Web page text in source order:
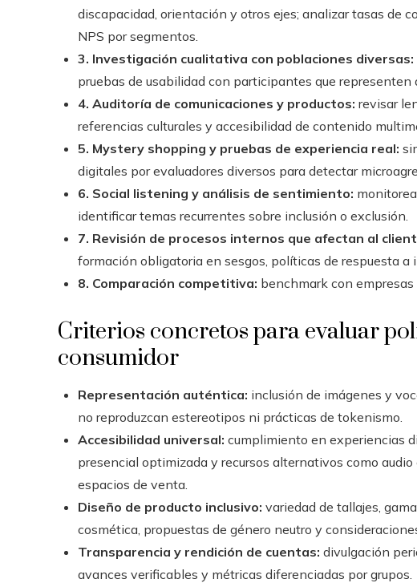
discapacidad, orientación y otros ejes; analizar tasas de
NPS por segmentos.
3. Investigación cualitativa con poblaciones diversas:
pruebas de usabilidad con participantes que
4. Auditoría de comunicaciones y productos: revisar
referencias culturales y accesibilidad de contenido
5. Mystery shopping y pruebas de experiencia real:
digitales por evaluadores diversos para detectar
6. Social listening y análisis de sentimiento:
identificar temas recurrentes sobre inclusión o exclusión.
7. Revisión de procesos internos que afectan al
formación obligatoria en sesgos, políticas de respuesta a
8. Comparación competitiva: benchmark con empresas
Criterios concretos para evaluar
consumidor
Representación auténtica: inclusión de imágenes y
no reproduzcan estereotipos ni prácticas de tokenismo.
Accesibilidad universal: cumplimiento en experiencias
presencial optimizada y recursos alternativos como
espacios de venta.
Diseño de producto inclusivo: variedad de tallajes,
cosmética, propuestas de género neutro y
Transparencia y rendición de cuentas: divulgación
avances verificables y métricas diferenciadas por grupos.